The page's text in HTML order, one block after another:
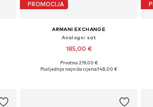
PROMOCIJA
ARMANI EXCHANGE
Analogni sat
185,00 €
Dostupne veličine: One Size
Prvotno: 219,00 €
Posljednja najniža cijena:148,00 €